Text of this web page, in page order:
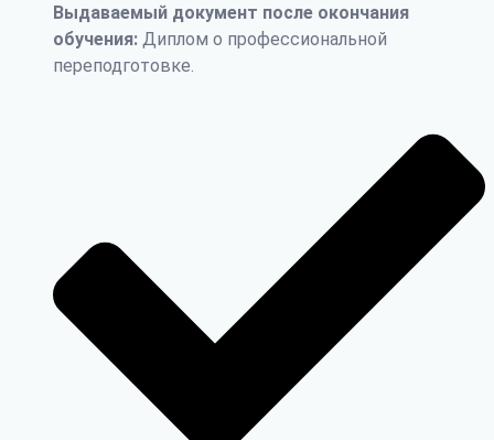
Выдаваемый документ после окончания
обучения: Диплом о профессиональной
переподготовке.